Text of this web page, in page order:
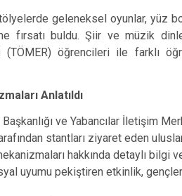
geleneksel oyunlar, yüz
fırsatı buldu. Şiir ve müzik
öğrencileri ile farklı
Anlatıldı
ve Yabancılar İletişim
stantları ziyaret eden
hakkında detaylı bilgi
uyumu pekiştiren etkinlik,